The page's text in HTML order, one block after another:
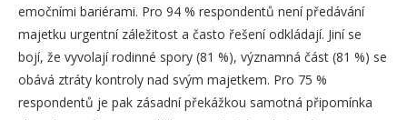
emočními bariérami. Pro 94 % respondentů není předávání
majetku urgentní záležitost a často řešení odkládají. Jiní se
bojí, že vyvolají rodinné spory (81 %), významná část (81 %) se
obává ztráty kontroly nad svým majetkem. Pro 75 %
respondentů je pak zásadní překážkou samotná připomínka